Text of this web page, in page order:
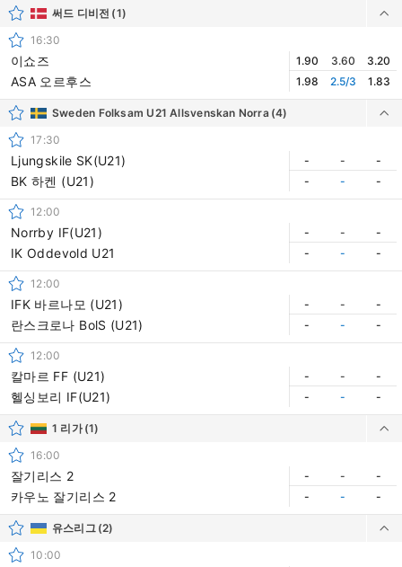
써드 디비전 (1)
16:30
이쇼즈
ASA 오르후스
1.90 3.60
3.20
1.98
2.5/3 1.83
Sweden Folksam U21 Allsvenskan Norra (4)
17:30
Ljungskile SK(U21)
BK 하켄 (U21)
- -
-
-
- -
12:00
Norrby IF(U21)
IK Oddevold U21
- -
-
-
- -
12:00
IFK 바르나모 (U21)
란스크로나 BolS (U21)
- -
-
-
- -
12:00
칼마르 FF (U21)
헬싱보리 IF(U21)
- -
-
-
- -
1 리가 (1)
16:00
잘기리스 2
카우노 잘기리스 2
- -
-
-
- -
유스리그 (2)
10:00